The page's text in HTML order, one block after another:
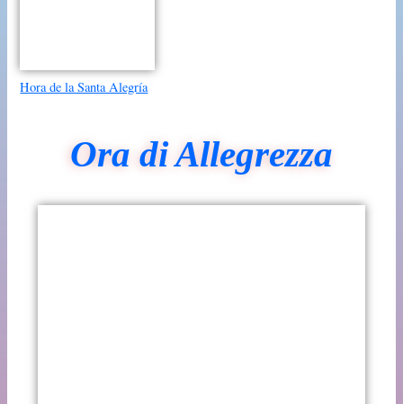
Hora de la Santa Alegría
Ora di Allegrezza